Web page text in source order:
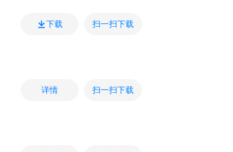
下载 扫一扫下载
详情 扫一扫下载